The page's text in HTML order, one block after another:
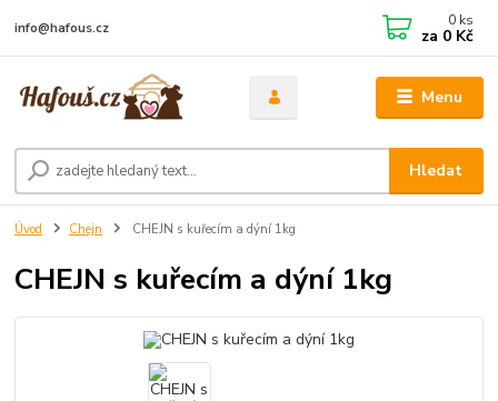
Menu
Hledat
info@hafous.cz 0 ks
za 0 Kč
Úvod Chejn CHEJN s kuřecím a dýní 1kg
CHEJN s kuřecím a dýní 1kg